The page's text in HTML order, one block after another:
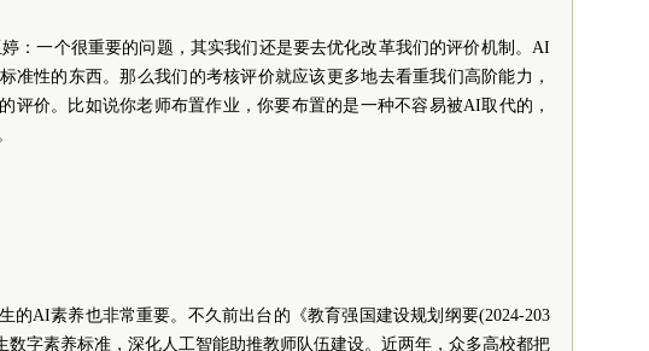
：一个很重要的问题，其实我们还是要去优化改革我们的评价机制。AI
准性的东西。那么我们的考核评价就应该更多地去看重我们高阶能力，
评价。比如说你老师布置作业，你要布置的是一种不容易被AI取代的，
的AI素养也非常重要。不久前出台的《教育强国建设规划纲要(2024-203
数字素养标准，深化人工智能助推教师队伍建设。近两年，众多高校都把